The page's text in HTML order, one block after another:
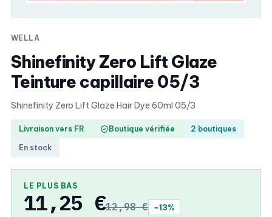
WELLA
Shinefinity Zero Lift Glaze
Teinture capillaire 05/3
Shinefinity Zero Lift Glaze Hair Dye 60ml 05/3
Livraison vers FR Boutique vérifiée
2 boutiques
En stock
LE PLUS BAS
11,25 €12,98 €
−13%